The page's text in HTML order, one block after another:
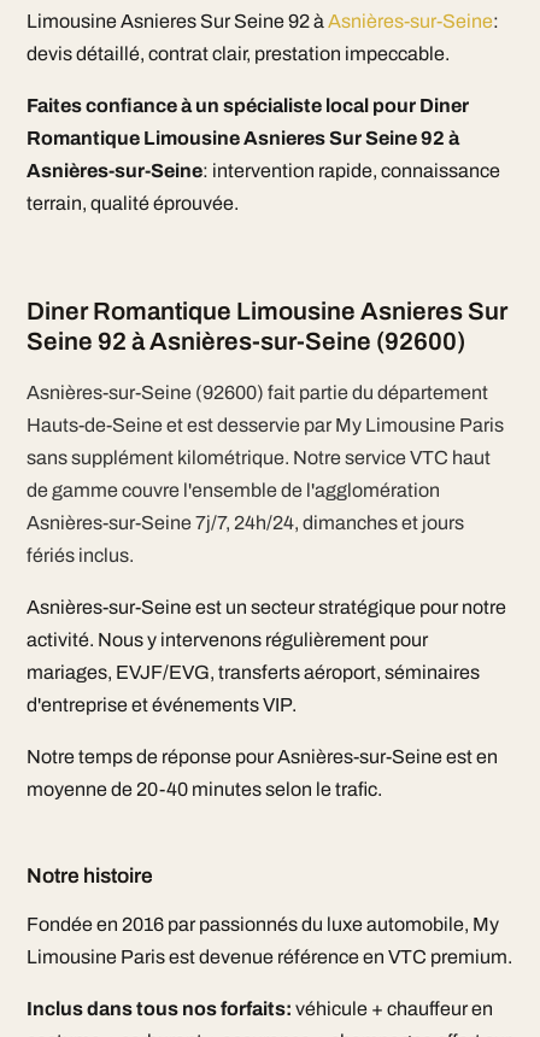
Limousine Asnieres Sur Seine 92 à Asnières-sur-Seine:
devis détaillé, contrat clair, prestation impeccable.
Faites confiance à un spécialiste local pour Diner
Romantique Limousine Asnieres Sur Seine 92 à
Asnières-sur-Seine: intervention rapide, connaissance
terrain, qualité éprouvée.
Diner Romantique Limousine Asnieres Sur
Seine 92 à Asnières-sur-Seine (92600)
Asnières-sur-Seine (92600) fait partie du département
Hauts-de-Seine et est desservie par My Limousine Paris
sans supplément kilométrique. Notre service VTC haut
de gamme couvre l'ensemble de l'agglomération
Asnières-sur-Seine 7j/7, 24h/24, dimanches et jours
fériés inclus.
Asnières-sur-Seine est un secteur stratégique pour notre
activité. Nous y intervenons régulièrement pour
mariages, EVJF/EVG, transferts aéroport, séminaires
d'entreprise et événements VIP.
Notre temps de réponse pour Asnières-sur-Seine est en
moyenne de 20-40 minutes selon le trafic.
Notre histoire
Fondée en 2016 par passionnés du luxe automobile, My
Limousine Paris est devenue référence en VTC premium.
Inclus dans tous nos forfaits: véhicule + chauffeur en